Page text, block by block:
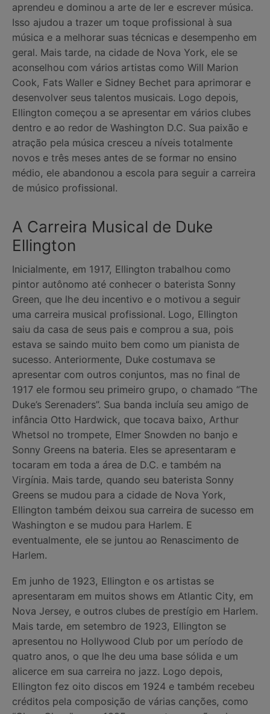
aprendeu e dominou a arte de ler e escrever música.
Isso ajudou a trazer um toque profissional à sua
música e a melhorar suas técnicas e desempenho em
geral. Mais tarde, na cidade de Nova York, ele se
aconselhou com vários artistas como Will Marion
Cook, Fats Waller e Sidney Bechet para aprimorar e
desenvolver seus talentos musicais. Logo depois,
Ellington começou a se apresentar em vários clubes
dentro e ao redor de Washington D.C. Sua paixão e
atração pela música cresceu a níveis totalmente
novos e três meses antes de se formar no ensino
médio, ele abandonou a escola para seguir a carreira
de músico profissional.
A Carreira Musical de Duke
Ellington
Inicialmente, em 1917, Ellington trabalhou como
pintor autônomo até conhecer o baterista Sonny
Green, que lhe deu incentivo e o motivou a seguir
uma carreira musical profissional. Logo, Ellington
saiu da casa de seus pais e comprou a sua, pois
estava se saindo muito bem como um pianista de
sucesso. Anteriormente, Duke costumava se
apresentar com outros conjuntos, mas no final de
1917 ele formou seu primeiro grupo, o chamado “The
Duke’s Serenaders”. Sua banda incluía seu amigo de
infância Otto Hardwick, que tocava baixo, Arthur
Whetsol no trompete, Elmer Snowden no banjo e
Sonny Greens na bateria. Eles se apresentaram e
tocaram em toda a área de D.C. e também na
Virgínia. Mais tarde, quando seu baterista Sonny
Greens se mudou para a cidade de Nova York,
Ellington também deixou sua carreira de sucesso em
Washington e se mudou para Harlem. E
eventualmente, ele se juntou ao Renascimento de
Harlem.
Em junho de 1923, Ellington e os artistas se
apresentaram em muitos shows em Atlantic City, em
Nova Jersey, e outros clubes de prestígio em Harlem.
Mais tarde, em setembro de 1923, Ellington se
apresentou no Hollywood Club por um período de
quatro anos, o que lhe deu uma base sólida e um
alicerce em sua carreira no jazz. Logo depois,
Ellington fez oito discos em 1924 e também recebeu
créditos pela composição de várias canções, como